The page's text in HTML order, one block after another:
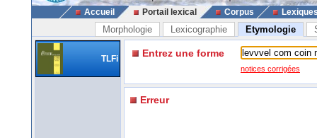
Accueil Portail lexical Corpus
Morphologie Lexicographie Etymologie
TLFi Entrez une forme
notices corrigées
Erreur